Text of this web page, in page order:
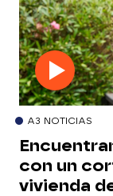
A3 NOTICIAS
con un
vivienda